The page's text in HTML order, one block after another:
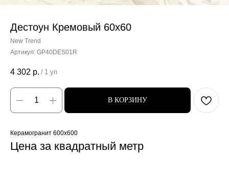
Дестоун Кремовый 60x60
New Trend
Артикул: GP40DES01R
4 302 р. / 1 уп
В КОРЗИНУ
Керамогранит 600x600
Цена за квадратный метр